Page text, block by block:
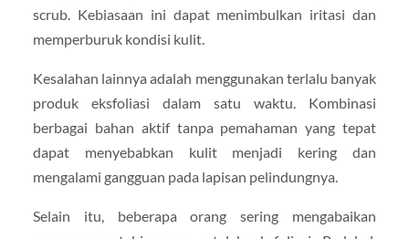
scrub. Kebiasaan ini dapat menimbulkan iritasi dan
memperburuk kondisi kulit.
Kesalahan lainnya adalah menggunakan terlalu banyak
produk eksfoliasi dalam satu waktu. Kombinasi
berbagai bahan aktif tanpa pemahaman yang tepat
dapat menyebabkan kulit menjadi kering dan
mengalami gangguan pada lapisan pelindungnya.
Selain itu, beberapa orang sering mengabaikan